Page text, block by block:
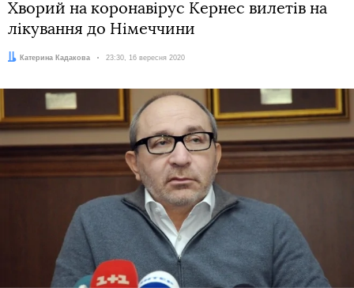
Хворий на коронавірус Кернес вилетів на
лікування до Німеччини
Автор:Катерина Кадакова Дата:
23:30, 16 вересня 2020